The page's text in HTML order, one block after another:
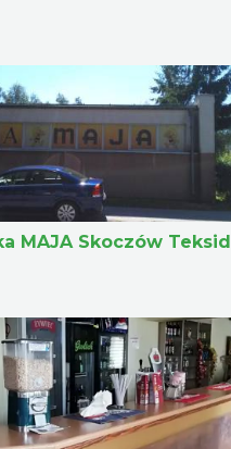
MAJA Skoczów Teksid